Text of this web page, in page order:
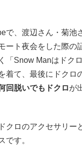
で、渡辺さん・菊池
ート夜会をした際の
「Snow Manはドク
着て、最後にドクロ
回脱いでもドクロが
クロのアクセサリー
です。